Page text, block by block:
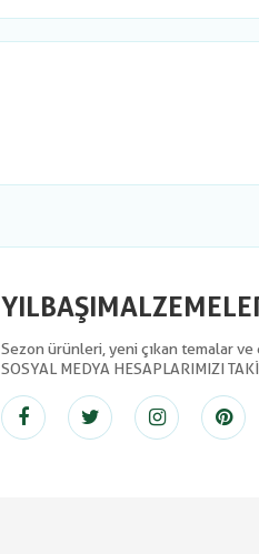
Sezon ürünleri, yeni çıkan temalar ve
SOSYAL MEDYA HESAPLARIMIZI